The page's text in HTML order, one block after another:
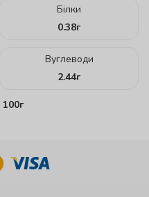
Білки
0.38г
Вуглеводи
2.44г
100г